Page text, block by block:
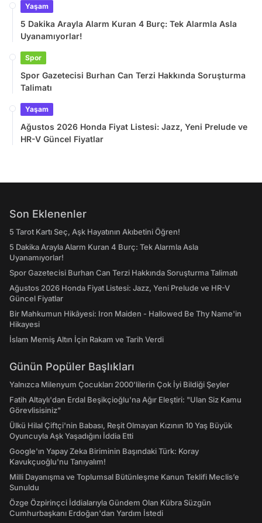
Yaşam
5 Dakika Arayla Alarm Kuran 4 Burç: Tek Alarmla Asla
Uyanamıyorlar!
Spor
Spor Gazetecisi Burhan Can Terzi Hakkında Soruşturma
Talimatı
Yaşam
Ağustos 2026 Honda Fiyat Listesi: Jazz, Yeni Prelude ve
HR-V Güncel Fiyatlar
Son Eklenenler
5 Tarot Kartı Seç, Aşk Hayatının Akıbetini Öğren!
5 Dakika Arayla Alarm Kuran 4 Burç: Tek Alarmla Asla
Uyanamıyorlar!
Spor Gazetecisi Burhan Can Terzi Hakkında Soruşturma Talimatı
Ağustos 2026 Honda Fiyat Listesi: Jazz, Yeni Prelude ve HR-V
Güncel Fiyatlar
Bir Mahkumun Hikâyesi: Iron Maiden - Hallowed Be Thy Name'in
Hikayesi
İslam Memiş Altın İçin Rakam ve Tarih Verdi
Günün Popüler Başlıkları
Yalnızca Milenyum Çocukları 2000'lilerin Çok İyi Bildiği Şeyler
Fatih Altaylı'dan Erdal Beşikçioğlu'na Ağır Eleştiri: "Ulan Siz Kamu
Görevlisisiniz"
Ülkü Hilal Çiftçi'nin Babası, Reşit Olmayan Kızının 10 Yaş Büyük
Oyuncuyla Aşk Yaşadığını İddia Etti
Google'ın Yapay Zeka Biriminin Başındaki Türk: Koray
Kavukçuoğlu'nu Tanıyalım!
Milli Dayanışma ve Toplumsal Bütünleşme Kanun Teklifi Meclis’e
Sunuldu
Özge Özpirinçci İddialarıyla Gündem Olan Kübra Süzgün
Cumhurbaşkanı Erdoğan'dan Yardım İstedi